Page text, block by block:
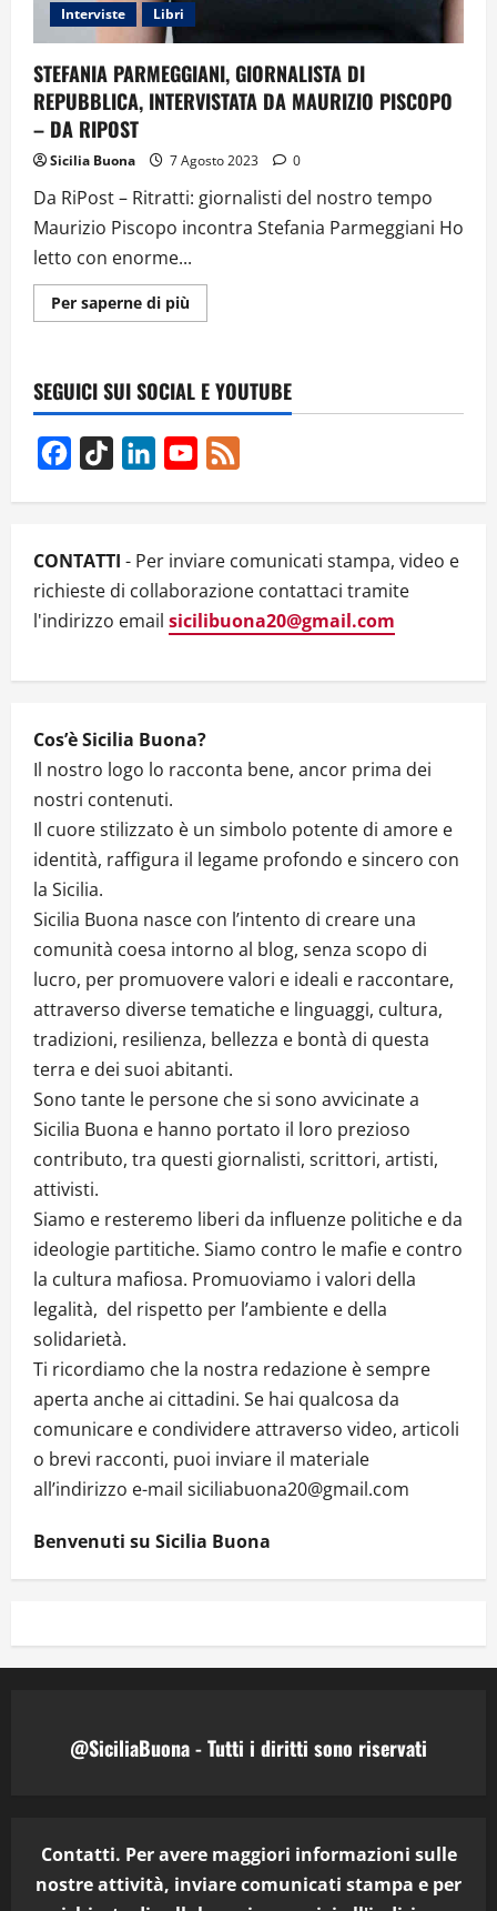
Interviste Libri
STEFANIA PARMEGGIANI, GIORNALISTA DI
REPUBBLICA, INTERVISTATA DA MAURIZIO PISCOPO
– DA RIPOST
Sicilia Buona 7 Agosto 2023 0
Da RiPost – Ritratti: giornalisti del nostro tempo
Maurizio Piscopo incontra Stefania Parmeggiani Ho
letto con enorme...
Per saperne di piùUlteriori
informazioni
GIORNALISTA
DI
REPUBBLICA,
DA
MAURIZIO
PISCOPO
DA
SEGUICI SUI SOCIAL E YOUTUBE
Facebook
TikTok LinkedInYouTube
CONTATTI - Per inviare comunicati stampa, video e
richieste di collaborazione contattaci tramite
l'indirizzo email sicilibuona20@gmail.com
Cos’è Sicilia Buona?
Il nostro logo lo racconta bene, ancor prima dei
nostri contenuti.
Il cuore stilizzato è un simbolo potente di amore e
identità, raffigura il legame profondo e sincero con
la Sicilia.
Sicilia Buona nasce con l’intento di creare una
comunità coesa intorno al blog, senza scopo di
lucro, per promuovere valori e ideali e raccontare,
attraverso diverse tematiche e linguaggi, cultura,
tradizioni, resilienza, bellezza e bontà di questa
terra e dei suoi abitanti.
Sono tante le persone che si sono avvicinate a
Sicilia Buona e hanno portato il loro prezioso
contributo, tra questi giornalisti, scrittori, artisti,
attivisti.
Siamo e resteremo liberi da influenze politiche e da
ideologie partitiche. Siamo contro le mafie e contro
la cultura mafiosa. Promuoviamo i valori della
legalità, del rispetto per l’ambiente e della
solidarietà.
Ti ricordiamo che la nostra redazione è sempre
aperta anche ai cittadini. Se hai qualcosa da
comunicare e condividere attraverso video, articoli
o brevi racconti, puoi inviare il materiale
all’indirizzo e-mail siciliabuona20@gmail.com
Benvenuti su Sicilia Buona
@SiciliaBuona - Tutti i diritti sono riservati
Contatti. Per avere maggiori informazioni sulle
nostre attività, inviare comunicati stampa e per